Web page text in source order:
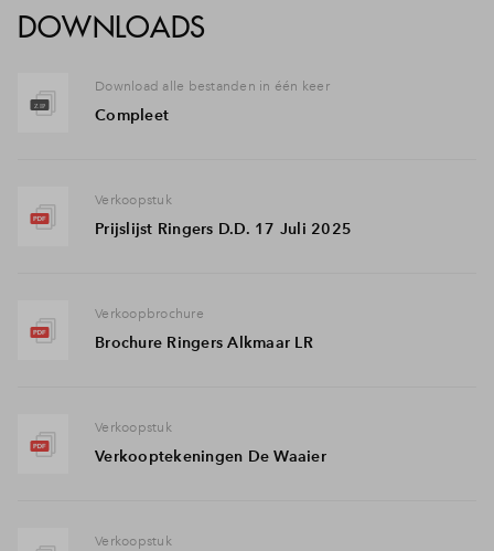
DOWNLOADS
Download alle bestanden in één keer
Compleet
Verkoopstuk
Prijslijst Ringers D.D. 17 Juli 2025
Verkoopbrochure
Brochure Ringers Alkmaar LR
Verkoopstuk
Verkooptekeningen De Waaier
Verkoopstuk